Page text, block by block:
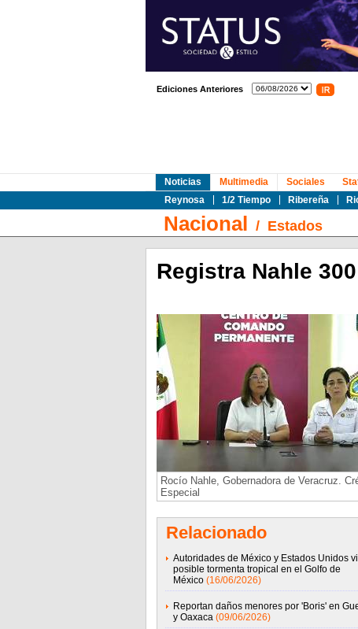
Ediciones Anteriores
Noticias
Reynosa
1/2 Tiempo Ribereña
Multimedia Sociales
Nacional / Estados
Registra Nahle
Rocío Nahle, Gobernadora de Veracruz.
Especial
Relacionado
Autoridades de México y Estados Unidos
posible tormenta tropical en el Golfo de
México (16/06/2026)
Reportan daños menores por 'Boris' en
y Oaxaca (09/06/2026)